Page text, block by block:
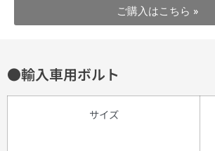
ご購入はこちら »
●輸入車用ボルト
サイズ